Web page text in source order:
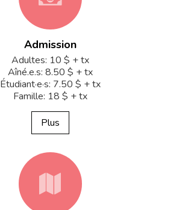
money
Admission
Adultes: 10 $ + tx
Aîné.e.s: 8.50 $ + tx
Étudiant·e·s: 7.50 $ + tx
Famille: 18 $ + tx
Plus
fa-